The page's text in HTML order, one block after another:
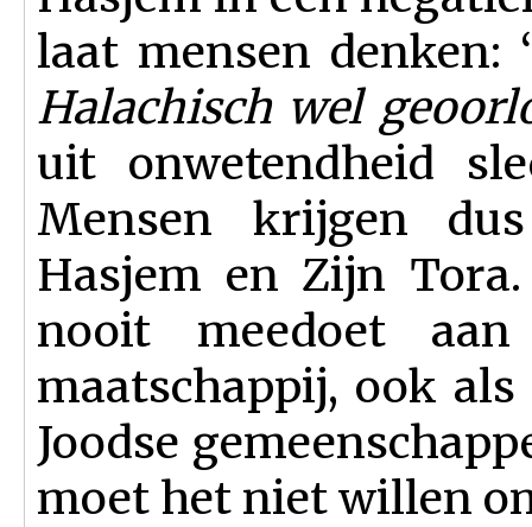
laat mensen denken:
Halachisch wel
uit onwetendheid
Mensen krijgen
Hasjem en Zijn
nooit meedoet
maatschappij, ook
Joodse
moet het niet willen